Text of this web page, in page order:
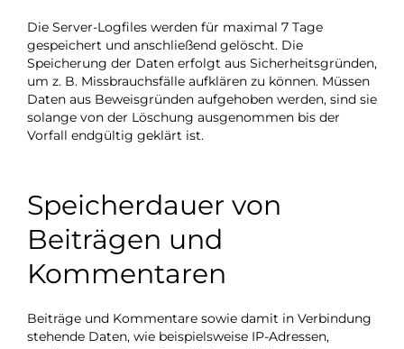
Die Server-Logfiles werden für maximal 7 Tage
gespeichert und anschließend gelöscht. Die
Speicherung der Daten erfolgt aus Sicherheitsgründen,
um z. B. Missbrauchsfälle aufklären zu können. Müssen
Daten aus Beweisgründen aufgehoben werden, sind sie
solange von der Löschung ausgenommen bis der
Vorfall endgültig geklärt ist.
Speicherdauer von
Beiträgen und
Kommentaren
Beiträge und Kommentare sowie damit in Verbindung
stehende Daten, wie beispielsweise IP-Adressen,